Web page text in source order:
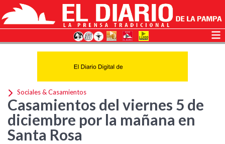
Sociales & Casamientos
Casamientos del viernes 5 de
diciembre por la mañana en
Santa Rosa